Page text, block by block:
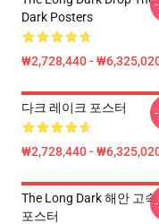
Dark Posters
₩2,728,440 -
다크 레이크 포스터
₩2,728,440 -
The Long Dark 해안 고속
포스터